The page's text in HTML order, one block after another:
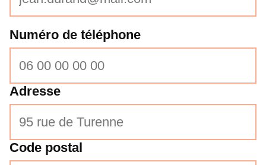
Numéro de téléphone
Adresse
Code postal
Titres soulignés Info-bulles